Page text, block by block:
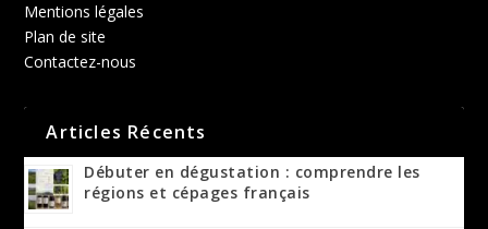
Mentions légales
Plan de site
Contactez-nous
Articles Récents
Débuter en dégustation : comprendre les
régions et cépages français